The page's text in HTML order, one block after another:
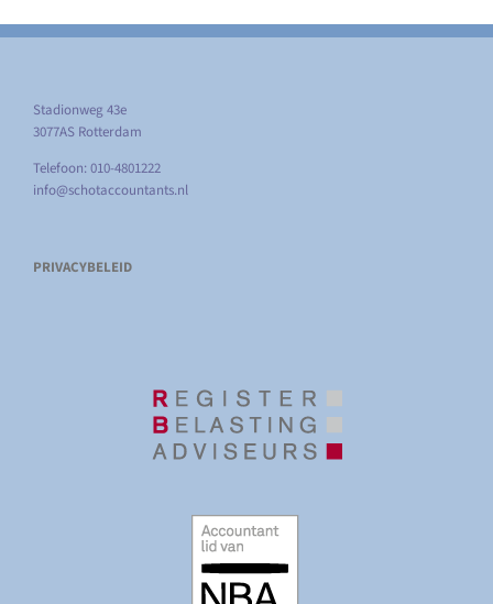
Stadionweg 43e
3077AS Rotterdam
Telefoon: 010-4801222
info@schotaccountants.nl
PRIVACYBELEID